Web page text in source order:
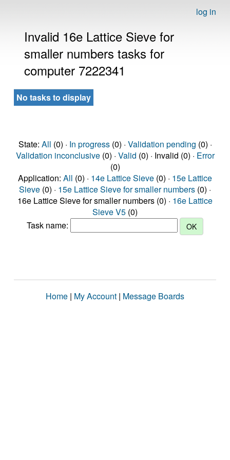
log in
Invalid 16e Lattice Sieve for
smaller numbers tasks for
computer 7222341
No tasks to display
State: All (0) · In progress(0) · Validation pending (0) ·
Validation inconclusive(0) · Valid (0) · Invalid (0) · Error
(0)
Application: All (0) · 14e Lattice Sieve (0) · 15e Lattice
Sieve (0) · 15e Lattice Sieve for smaller numbers (0) ·
16e Lattice Sieve for smaller numbers (0) · 16e Lattice
Sieve V5 (0)
Task name:
Home | My Account | Message Boards